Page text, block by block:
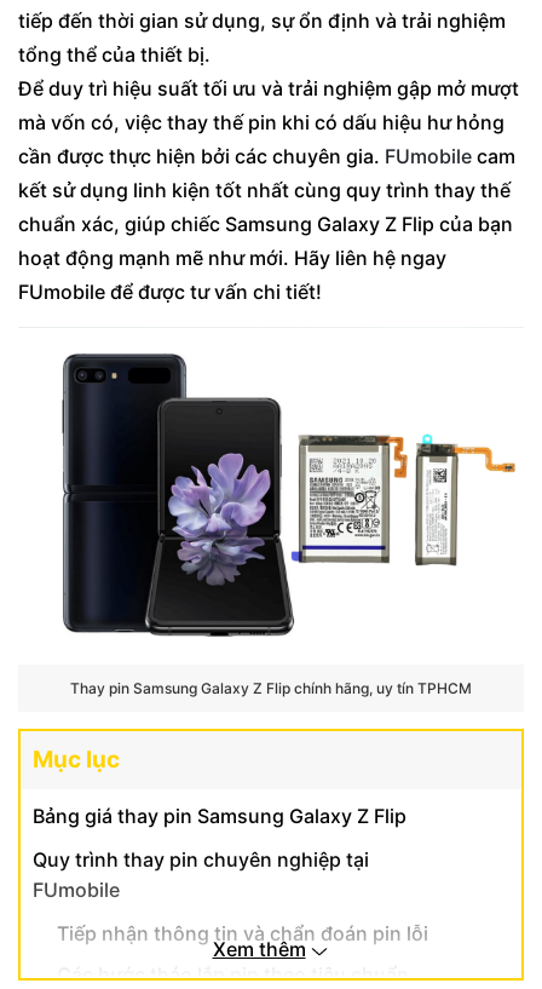
tiếp đến thời gian sử dụng, sự ổn định và trải nghiệm
tổng thể của thiết bị.
Để duy trì hiệu suất tối ưu và trải nghiệm gập mở mượt
mà vốn có, việc thay thế pin khi có dấu hiệu hư hỏng
cần được thực hiện bởi các chuyên gia. FUmobile cam
kết sử dụng linh kiện tốt nhất cùng quy trình thay thế
chuẩn xác, giúp chiếc Samsung Galaxy Z Flip của bạn
hoạt động mạnh mẽ như mới. Hãy liên hệ ngay
FUmobile để được tư vấn chi tiết!
Thay pin Samsung Galaxy Z Flip chính hãng, uy tín TPHCM
Mục lục
Bảng giá thay pin Samsung Galaxy Z Flip
Quy trình thay pin chuyên nghiệp tại
FUmobile
Tiếp nhận thông tin và chẩn đoán pin lỗi
Các bước tháo lắp pin theo tiêu chuẩn
Xem thêm